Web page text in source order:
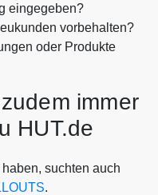
eingegeben?
vorbehalten?
oder Produkte
immer
HUT.de
suchten auch
.